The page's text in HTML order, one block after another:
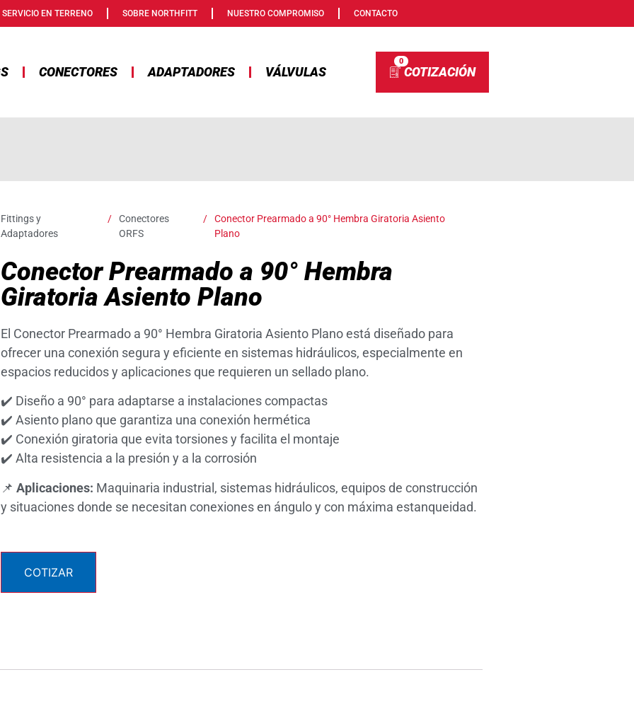
SERVICIO EN TERRENO SOBRE NORTHFITT NUESTRO COMPROMISO CONTACTO
CONECTORES ADAPTADORES VÁLVULAS
0
Fittings y
Adaptadores
/
Conectores
ORFS
/
Conector Prearmado a 90° Hembra Giratoria Asiento
Plano
Conector Prearmado a 90° Hembra
Giratoria Asiento Plano
El Conector Prearmado a 90° Hembra Giratoria Asiento Plano está diseñado para
ofrecer una conexión segura y eficiente en sistemas hidráulicos, especialmente en
espacios reducidos y aplicaciones que requieren un sellado plano.
✔️ Diseño a 90° para adaptarse a instalaciones compactas
✔️ Asiento plano que garantiza una conexión hermética
✔️ Conexión giratoria que evita torsiones y facilita el montaje
✔️ Alta resistencia a la presión y a la corrosión
📌 Aplicaciones: Maquinaria industrial, sistemas hidráulicos, equipos de construcción
y situaciones donde se necesitan conexiones en ángulo y con máxima estanqueidad.
COTIZAR